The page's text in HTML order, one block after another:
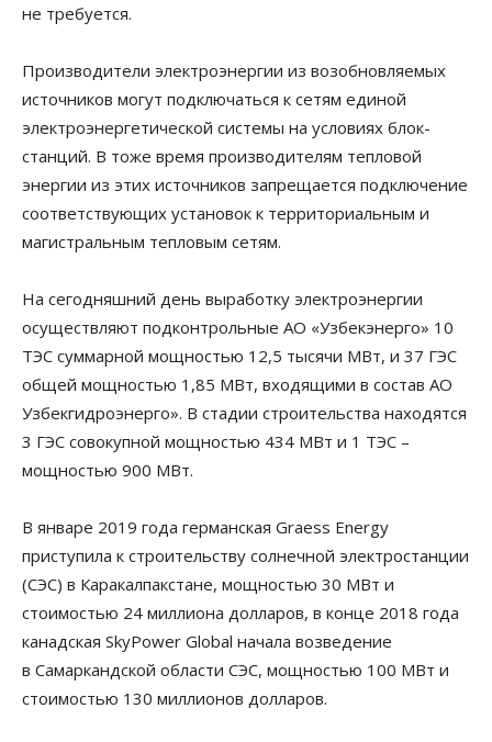
не требуется.
Производители электроэнергии из возобновляемых
источников могут подключаться к сетям единой
электроэнергетической системы на условиях блок-
станций. В тоже время производителям тепловой
энергии из этих источников запрещается подключение
соответствующих установок к территориальным и
магистральным тепловым сетям.
На сегодняшний день выработку электроэнергии
осуществляют подконтрольные АО «Узбекэнерго» 10
ТЭС суммарной мощностью 12,5 тысячи МВт, и 37 ГЭС
общей мощностью 1,85 МВт, входящими в состав АО
Узбекгидроэнерго». В стадии строительства находятся
3 ГЭС совокупной мощностью 434 МВт и 1 ТЭС –
мощностью 900 МВт.
В январе 2019 года германская Graess Energy
приступила к строительству солнечной электростанции
(СЭС) в Каракалпакстане, мощностью 30 МВт и
стоимостью 24 миллиона долларов, в конце 2018 года
канадская SkyPower Global начала возведение
в Самаркандской области СЭС, мощностью 100 МВт и
стоимостью 130 миллионов долларов.